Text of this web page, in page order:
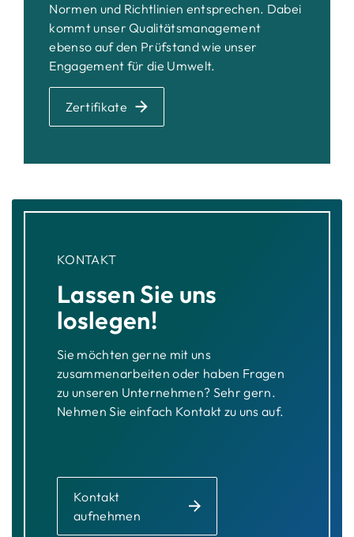
Normen und Richtlinien entsprechen. Dabei
kommt unser Qualitätsmanagement
ebenso auf den Prüfstand wie unser
Engagement für die Umwelt.
Zertifikate
KONTAKT
Lassen Sie uns
loslegen!
Sie möchten gerne mit uns
zusammenarbeiten oder haben Fragen
zu unseren Unternehmen? Sehr gern.
Nehmen Sie einfach Kontakt zu uns auf.
Kontakt
aufnehmen